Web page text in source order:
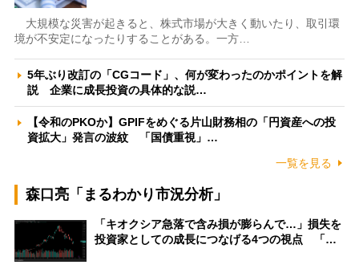
大規模な災害が起きると、株式市場が大きく動いたり、取引環
境が不安定になったりすることがある。一方…
5年ぶり改訂の「CGコード」、何が変わったのかポイントを解
説 企業に成長投資の具体的な説…
【令和のPKOか】GPIFをめぐる片山財務相の「円資産への投
資拡大」発言の波紋 「国債重視」…
一覧を見る
森口亮「まるわかり市況分析」
「キオクシア急落で含み損が膨らんで…」損失を
投資家としての成長につなげる4つの視点 「…